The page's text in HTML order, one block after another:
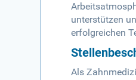
unterstützen
erfolgreichen
Als